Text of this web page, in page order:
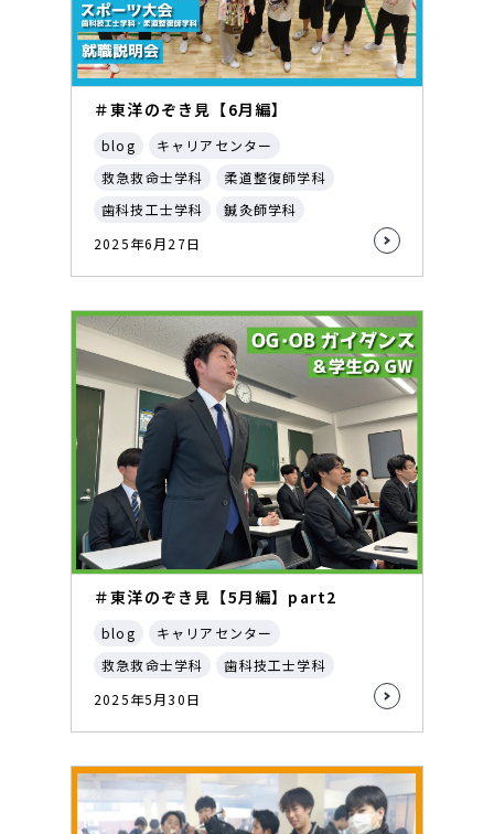
＃東洋のぞき見【6月編】
blog
キャリアセンター
救急救命士学科
柔道整復師学科
歯科技工士学科
鍼灸師学科
2025年6月27日
＃東洋のぞき見【5月編】part2
blog
キャリアセンター
救急救命士学科
歯科技工士学科
2025年5月30日